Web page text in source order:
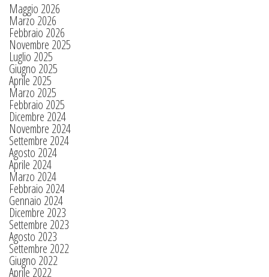
Maggio 2026
Marzo 2026
Febbraio 2026
Novembre 2025
Luglio 2025
Giugno 2025
Aprile 2025
Marzo 2025
Febbraio 2025
Dicembre 2024
Novembre 2024
Settembre 2024
Agosto 2024
Aprile 2024
Marzo 2024
Febbraio 2024
Gennaio 2024
Dicembre 2023
Settembre 2023
Agosto 2023
Settembre 2022
Giugno 2022
Aprile 2022